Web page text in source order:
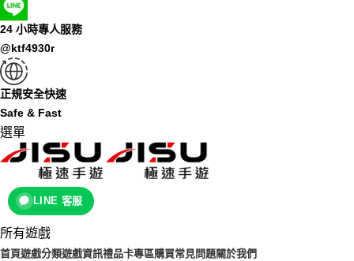
24 小時專人服務
@ktf4930r
正規安全快速
Safe & Fast
選單
LINE 客服
所有遊戲
首頁遊戲分類遊戲資訊禮品卡專區購買常見問題關於我們